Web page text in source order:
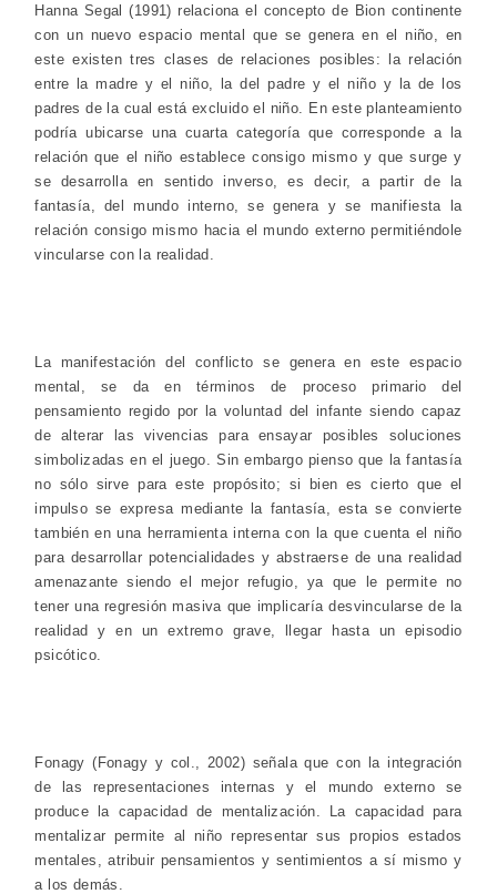
Hanna Segal (1991) relaciona el concepto de Bion continente
con un nuevo espacio mental que se genera en el niño, en
este existen tres clases de relaciones posibles: la relación
entre la madre y el niño, la del padre y el niño y la de los
padres de la cual está excluido el niño. En este planteamiento
podría ubicarse una cuarta categoría que corresponde a la
relación que el niño establece consigo mismo y que surge y
se desarrolla en sentido inverso, es decir, a partir de la
fantasía, del mundo interno, se genera y se manifiesta la
relación consigo mismo hacia el mundo externo permitiéndole
vincularse con la realidad.
La manifestación del conflicto se genera en este espacio
mental, se da en términos de proceso primario del
pensamiento regido por la voluntad del infante siendo capaz
de alterar las vivencias para ensayar posibles soluciones
simbolizadas en el juego. Sin embargo pienso que la fantasía
no sólo sirve para este propósito; si bien es cierto que el
impulso se expresa mediante la fantasía, esta se convierte
también en una herramienta interna con la que cuenta el niño
para desarrollar potencialidades y abstraerse de una realidad
amenazante siendo el mejor refugio, ya que le permite no
tener una regresión masiva que implicaría desvincularse de la
realidad y en un extremo grave, llegar hasta un episodio
psicótico.
Fonagy (Fonagy y col., 2002) señala que con la integración
de las representaciones internas y el mundo externo se
produce la capacidad de mentalización. La capacidad para
mentalizar permite al niño representar sus propios estados
mentales, atribuir pensamientos y sentimientos a sí mismo y
a los demás.